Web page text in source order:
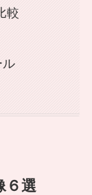
較
ル
６選